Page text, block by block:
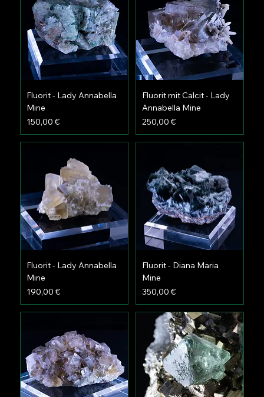
Fluorit - Lady Annabella
Mine
Preis
150,00 €
Fluorit mit Calcit - Lady
Annabella Mine
Preis
250,00 €
Fluorit - Lady Annabella
Mine
Preis
190,00 €
Fluorit - Diana Maria
Mine
Preis
350,00 €